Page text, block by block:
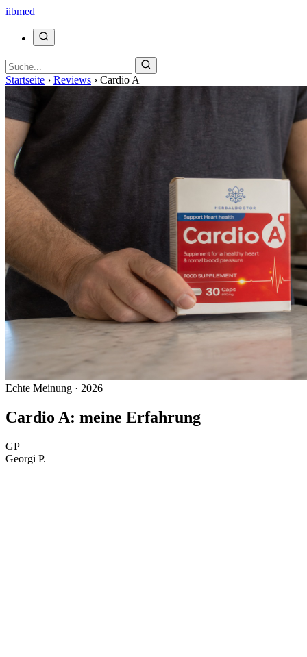
iibmed
Startseite › Reviews › Cardio A
Echte Meinung · 2026
Cardio A: meine Erfahrung
GP
Georgi P.